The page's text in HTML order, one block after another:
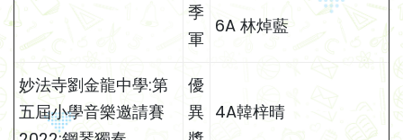
季
軍
6A 林焯藍
妙法寺劉金龍中學:第
五屆小學音樂邀請賽
優
異 4A韓梓晴